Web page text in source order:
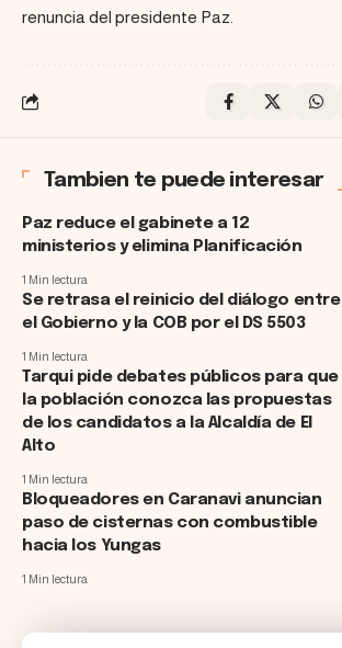
renuncia del presidente Paz.
Tambien te puede interesar
Paz reduce el gabinete a 12
ministerios y elimina Planificación
1 Min lectura
Se retrasa el reinicio del diálogo entre
el Gobierno y la COB por el DS 5503
1 Min lectura
Tarqui pide debates públicos para que
la población conozca las propuestas
de los candidatos a la Alcaldía de El
Alto
1 Min lectura
Bloqueadores en Caranavi anuncian
paso de cisternas con combustible
hacia los Yungas
1 Min lectura